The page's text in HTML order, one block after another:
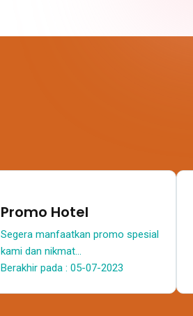
Promo Hotel
Segera manfaatkan promo spesial
kami dan nikmat...
Berakhir pada : 05-07-2023